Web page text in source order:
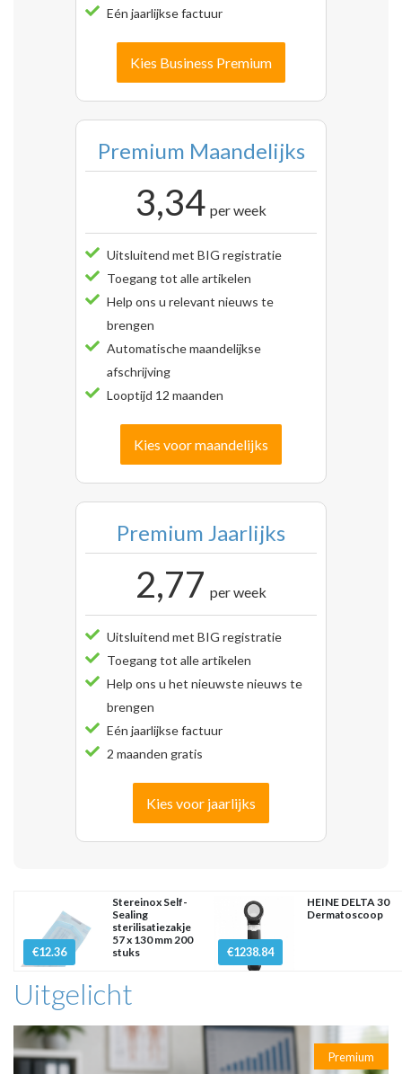
Eén jaarlijkse factuur
Kies Business Premium
Premium Maandelijks
3,34 per week
Uitsluitend met BIG registratie
Toegang tot alle artikelen
Help ons u relevant nieuws te
brengen
Automatische maandelijkse
afschrijving
Looptijd 12 maanden
Kies voor maandelijks
Premium Jaarlijks
2,77 per week
Uitsluitend met BIG registratie
Toegang tot alle artikelen
Help ons u het nieuwste nieuws te
brengen
Eén jaarlijkse factuur
2 maanden gratis
Kies voor jaarlijks
€12.36
Stereinox Self-
Sealing
sterilisatiezakje
57 x 130 mm 200
stuks
€1238.84
HEINE DELTA 30
Dermatoscoop
Uitgelicht
Premium